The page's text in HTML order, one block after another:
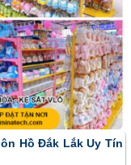
Hồ Đắk Lắk Uy Tín